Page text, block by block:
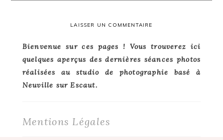
Primary
Sidebar
Bienvenue sur ces pages ! Vous trouverez ici
quelques aperçus des dernières séances photos
réalisées au studio de photographie basé à
Neuville sur Escaut.
Mentions Légales